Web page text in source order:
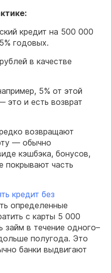
кредит на 500 000
годовых.
в качестве
5% от этой
и есть возврат
возвращают
— обычно
кэшбэка, бонусов,
покрывают часть
кредит без
определенные
с карты 5 000
займ в течение одного–
полугода. Это
банки выдвигают